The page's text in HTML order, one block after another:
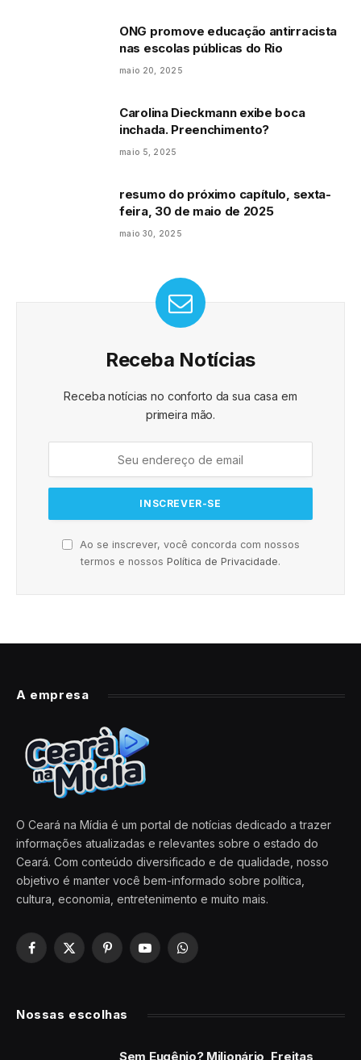
ONG promove educação antirracista
nas escolas públicas do Rio
maio 20, 2025
Carolina Dieckmann exibe boca
inchada. Preenchimento?
maio 5, 2025
resumo do próximo capítulo, sexta-
feira, 30 de maio de 2025
maio 30, 2025
Receba Notícias
Receba notícias no conforto da sua casa em
primeira mão.
Ao se inscrever, você concorda com nossos
termos e nossos Política de Privacidade.
A empresa
O Ceará na Mídia é um portal de notícias dedicado a trazer
informações atualizadas e relevantes sobre o estado do
Ceará. Com conteúdo diversificado e de qualidade, nosso
objetivo é manter você bem-informado sobre política,
cultura, economia, entretenimento e muito mais.
Facebook
X
PinterestYouTubeWhatsApp
Nossas escolhas
Sem Eugênio? Milionário, Freitas